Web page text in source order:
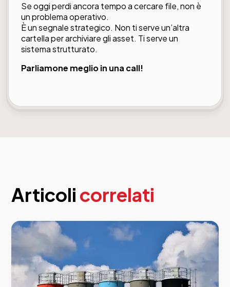
Se oggi perdi ancora tempo a cercare file, non è
un problema operativo.
È un segnale strategico. Non ti serve un’altra
cartella per archiviare gli asset. Ti serve un
sistema strutturato.
Parliamone meglio in una call!
Articoli correlati